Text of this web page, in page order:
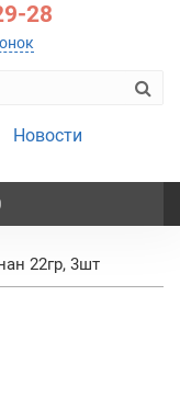
28
Новости
22гр, 3шт